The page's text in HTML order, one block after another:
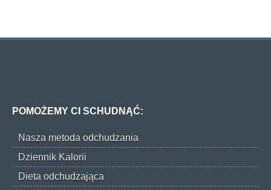
POMOŻEMY CI SCHUDNĄĆ:
Nasza metoda odchudzania
Dziennik Kalorii
Dieta odchudzająca